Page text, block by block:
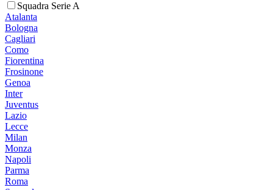
Squadra Serie A
Atalanta
Bologna
Cagliari
Como
Fiorentina
Frosinone
Genoa
Inter
Juventus
Lazio
Lecce
Milan
Monza
Napoli
Parma
Roma